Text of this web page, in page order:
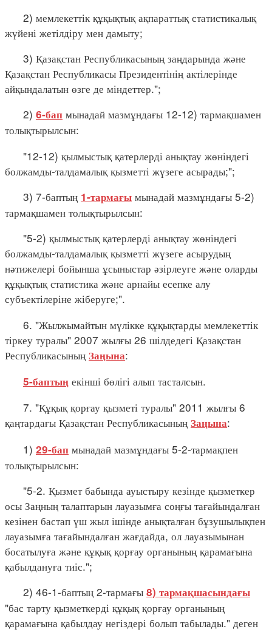
2) мемлекеттік құқықтық ақпараттық статистикалық
жүйені жетілдіру мен дамыту;
3) Қазақстан Республикасының заңдарында және
Қазақстан Республикасы Президентінің актілерінде
айқындалатын өзге де міндеттер.";
2) 6-бап мынадай мазмұндағы 12-12) тармақшамен
толықтырылсын:
"12-12) қылмыстық қатерлерді анықтау жөніндегі
болжамды-талдамалық қызметті жүзеге асырады;";
3) 7-баптың 1-тармағы мынадай мазмұндағы 5-2)
тармақшамен толықтырылсын:
"5-2) қылмыстық қатерлерді анықтау жөніндегі
болжамды-талдамалық қызметті жүзеге асырудың
нәтижелері бойынша ұсыныстар әзірлеуге және оларды
құқықтық статистика және арнайы есепке алу
субъектілеріне жіберуге;".
6. "Жылжымайтын мүлікке құқықтарды мемлекеттік
тіркеу туралы" 2007 жылғы 26 шілдедегі Қазақстан
Республикасының Заңына:
5-баптың екінші бөлігі алып тасталсын.
7. "Құқық қорғау қызметі туралы" 2011 жылғы 6
қаңтардағы Қазақстан Республикасының Заңына:
1) 29-бап мынадай мазмұндағы 5-2-тармақпен
толықтырылсын:
"5-2. Қызмет бабында ауыстыру кезінде қызметкер
осы Заңның талаптарын лауазымға соңғы тағайындалған
кезінен бастап үш жыл ішінде анықталған бұзушылықпен
лауазымға тағайындалған жағдайда, ол лауазымынан
босатылуға және құқық қорғау органының қарамағына
қабылдануға тиіс.";
2) 46-1-баптың 2-тармағы 8) тармақшасындағы
"бас тарту қызметкерді құқық қорғау органының
қарамағына қабылдау негіздері болып табылады." деген